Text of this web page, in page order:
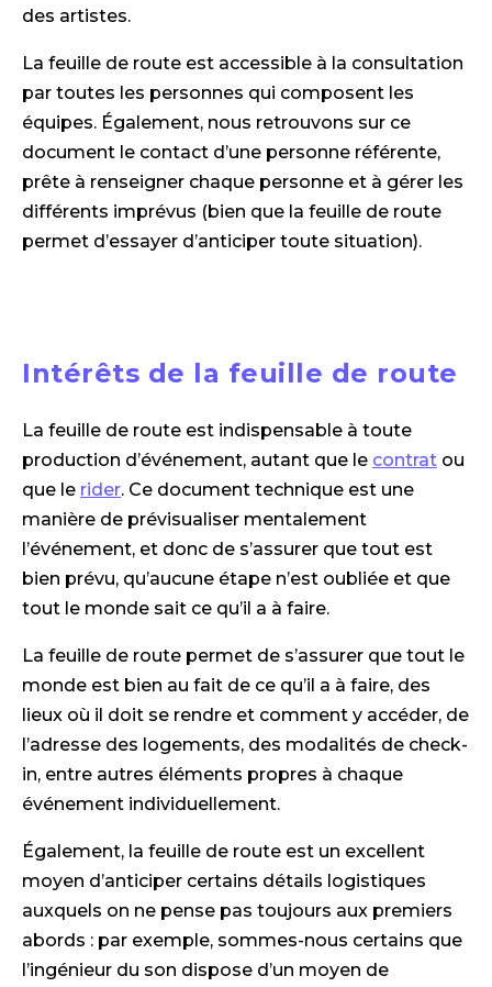
des artistes.
La feuille de route est accessible à la consultation
par toutes les personnes qui composent les
équipes. Également, nous retrouvons sur ce
document le contact d’une personne référente,
prête à renseigner chaque personne et à gérer les
différents imprévus (bien que la feuille de route
permet d’essayer d’anticiper toute situation).
Intérêts de la feuille de route
La feuille de route est indispensable à toute
production d’événement, autant que le contrat ou
que le rider. Ce document technique est une
manière de prévisualiser mentalement
l’événement, et donc de s’assurer que tout est
bien prévu, qu’aucune étape n’est oubliée et que
tout le monde sait ce qu’il a à faire.
La feuille de route permet de s’assurer que tout le
monde est bien au fait de ce qu’il a à faire, des
lieux où il doit se rendre et comment y accéder, de
l’adresse des logements, des modalités de check-
in, entre autres éléments propres à chaque
événement individuellement.
Également, la feuille de route est un excellent
moyen d’anticiper certains détails logistiques
auxquels on ne pense pas toujours aux premiers
abords : par exemple, sommes-nous certains que
l’ingénieur du son dispose d’un moyen de